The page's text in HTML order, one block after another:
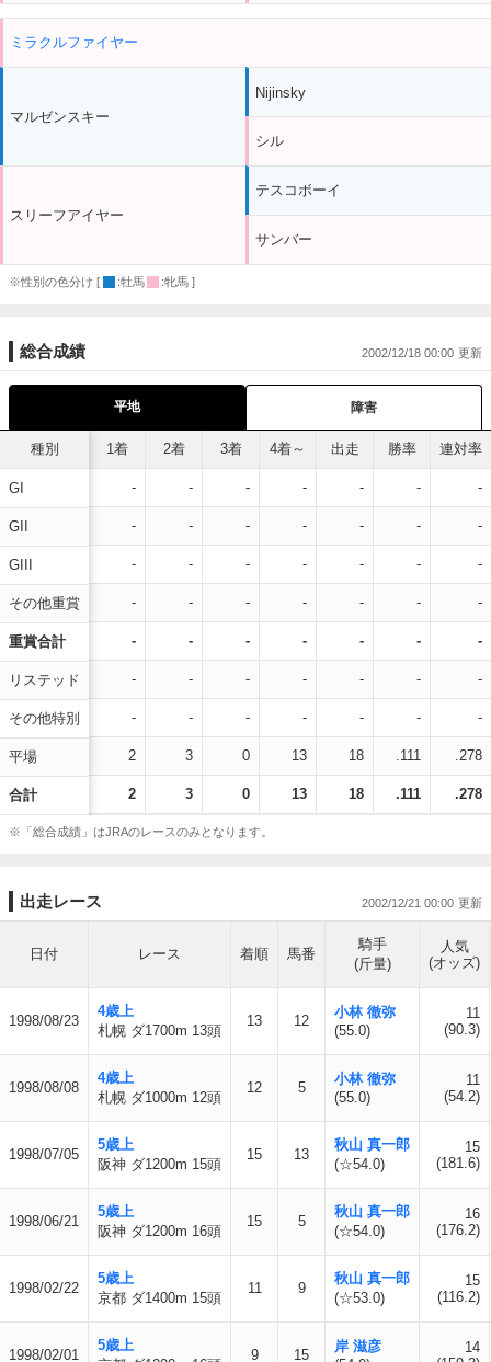
ミラクルファイヤー
マルゼンスキー
スリーフアイヤー
Nijinsky
シル
テスコボーイ
サンバー
※性別の色分け [ :牡馬 :牝馬 ]
総合成績 2002/12/18 00:00
平地 障害
種別
GI
GII
GIII
その他重賞
重賞合計
リステッド
その他特別
平場
合計
1着 2着 3着 4着～ 出走 勝率 連対率
- - - - - - -
- - - - - - -
- - - - - - -
- - - - - - -
- - - - - - -
- - - - - - -
- - - - - - -
2 3 0 13 18 .111 .278
2 3 0 13 18 .111 .278
※「総合成績」はJRAのレースのみとなります。
出走レース 2002/12/21 00:00
日付 レース 着順 馬番
騎手
(斤量)
人気
(オッズ)
1998/08/23
4歳上
札幌 ダ1700m 13頭
13 12
小林 徹弥
(55.0)
11
(90.3)
1998/08/08
4歳上
札幌 ダ1000m 12頭
12 5
小林 徹弥
(55.0)
11
(54.2)
1998/07/05
5歳上
阪神 ダ1200m 15頭
15 13
秋山 真一郎
(☆54.0)
15
(181.6)
1998/06/21
5歳上
阪神 ダ1200m 16頭
15 5
秋山 真一郎
(☆54.0)
16
(176.2)
1998/02/22
5歳上
京都 ダ1400m 15頭
11 9
秋山 真一郎
(☆53.0)
15
(116.2)
1998/02/01
5歳上
9 15
岸 滋彦
14